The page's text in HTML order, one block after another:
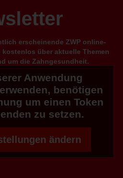
erscheinende ZWP online-
über aktuelle Themen
um die Zahngesundheit.
Anwendung
benötigen
um einen Token
zu setzen.
ändern